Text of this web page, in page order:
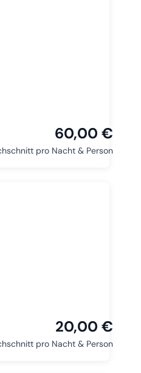
60,00 €
pro Nacht & Person
20,00 €
pro Nacht & Person